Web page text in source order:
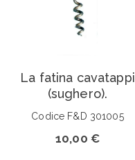
La fatina cavatappi
(sughero).
Codice F&D 301005
10,00 €